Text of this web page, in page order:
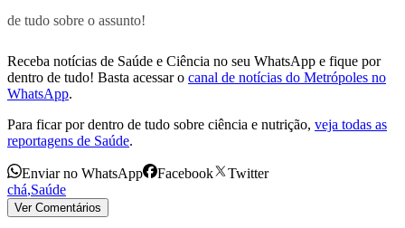
de tudo sobre o assunto!
Receba notícias de Saúde e Ciência no seu WhatsApp e fique por
dentro de tudo! Basta acessar o canal de notícias do Metrópoles no
WhatsApp.
Para ficar por dentro de tudo sobre ciência e nutrição, veja todas as
reportagens de Saúde.
Enviar no WhatsApp Facebook
Twitter
chá,Saúde
Ver Comentários